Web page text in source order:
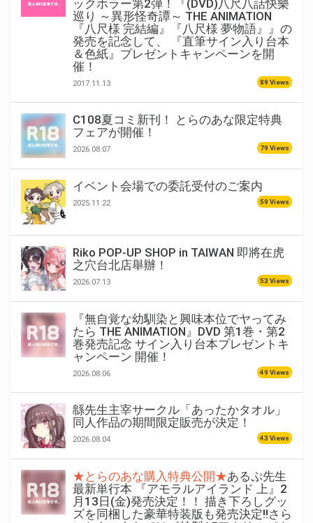
ックホラー第2弾！『(DVD)八尺八話快樂
巡り ～異形怪奇譚～ THE ANIMATION
『八尺様 完結編』『八尺様 夢物語』』の
発売を記念して、 『直筆サイン入り台本
＆色紙』プレゼントキャンペーンを開
催！
2017.11.13 89 Views
C108夏コミ新刊！ とらのあな限定特典
フェアが開催！
2026.08.07 79 Views
イベント会場での委託受付のご案内
2025.11.22 59 Views
Riko POP-UP SHOP in TAIWAN 即將在虎
之穴台北店舉辦！
2026.07.13 53 Views
『無自覚な幼馴染と興味本位でヤってみ
たら THE ANIMATION』DVD 第1巻・第2
巻発売記念 サイン入り台本プレゼントキ
ャンペーン 開催！
2026.08.06 49 Views
緜先生主宰サークル「あったかタオル」
同人作品の期間限定販売が決定！
2026.08.04 43 Views
★とらのあな購入特典公開★あるぷ先生
最新単行本 『アモラルアイランド 上』2
月13日(金)発売決定！！ 描き下ろしグッ
ズを同梱した豪華特装版も発売決定!!さら